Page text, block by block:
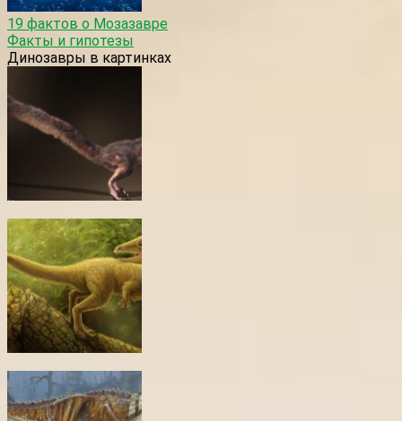
19 фактов о Мозазавре
Факты и гипотезы
Динозавры в картинках